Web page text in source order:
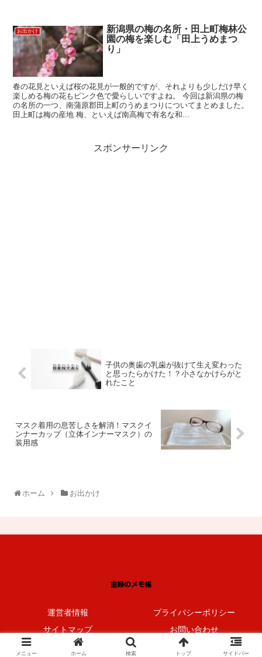
お出かけ
新潟県の梅の名所・田上町梅林公
園の梅を楽しむ「田上うめまつ
り」
春の花見といえば桜の花見が一般的ですが、それよりも少しだけ早く
楽しめる梅の花もピンク色で愛らしいですよね。 今回は新潟県の梅
の名所の一つ、南蒲原郡田上町のうめまつりについてまとめました。
田上町は梅の産地 梅、といえば南高梅で有名な和...
スポンサーリンク
子供の奥歯の乳歯が抜けて生え変わった
と思ったらかけた！？小さなかけらがと
れたこと
マスク着用の息苦しさを解消！マスクイ
ンナーカップ（立体インナーマスク）の
装用感
ホーム お出かけ
運営者情報
プライバシーポリシー
サイトマップ
お問い合わせ
© 2018 主婦のメモ帳.
メニュー ホーム 検索 トップ サイドバー